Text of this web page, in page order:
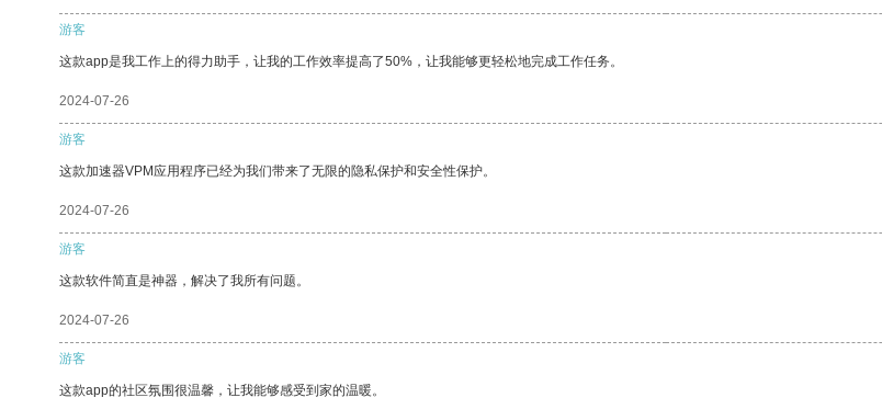
游客
这款app是我工作上的得力助手，让我的工作效率提高了50%，让我能够更轻松地完成工作任务。
2024-07-26
游客
这款加速器VPM应用程序已经为我们带来了无限的隐私保护和安全性保护。
2024-07-26
游客
这款软件简直是神器，解决了我所有问题。
2024-07-26
游客
这款app的社区氛围很温馨，让我能够感受到家的温暖。